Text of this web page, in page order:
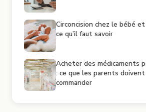
Circoncision chez le bébé
ce qu’il faut savoir
Acheter des médicaments
: ce que les parents
commander